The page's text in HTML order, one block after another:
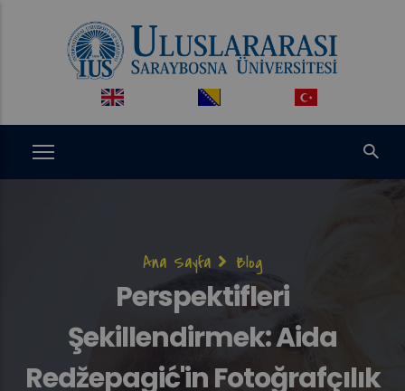
Sayfa
yolu
Ana Sayfa Blog
Perspektifleri
Şekillendirmek: Aida
Redžepagić'in Fotoğrafçılık